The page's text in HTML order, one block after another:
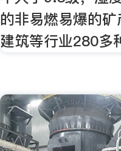
的非易燃易爆的矿
建筑等行业280多